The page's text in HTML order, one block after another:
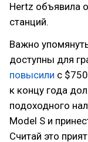
Hertz объявила
станций.
Важно
доступны для
повысили с
к концу года
подоходного
Model S и
Считай это